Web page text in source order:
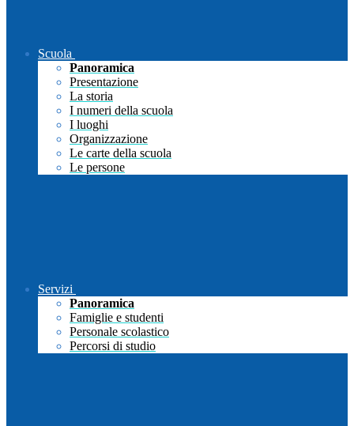
Scuola
Panoramica
Presentazione
La storia
I numeri della scuola
I luoghi
Organizzazione
Le carte della scuola
Le persone
Servizi
Panoramica
Famiglie e studenti
Personale scolastico
Percorsi di studio